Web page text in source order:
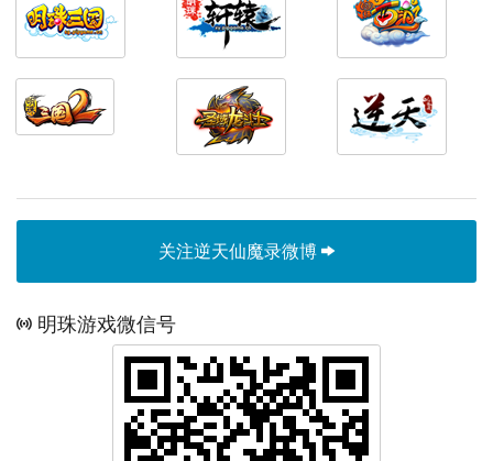
关注逆天仙魔录微博
明珠游戏微信号